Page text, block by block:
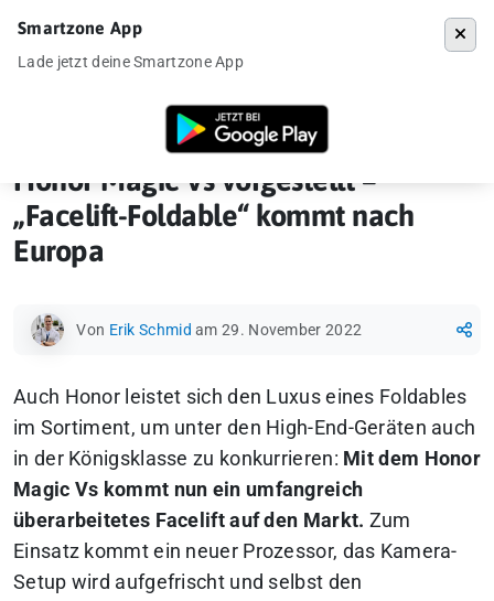
Ankündigung Honor Magic Vs vorgestellt – „Facelift-
Honor Magic Vs vorgestellt –
„Facelift-Foldable“ kommt nach
Europa
Von Erik Schmid am 29. November 2022
Auch Honor leistet sich den Luxus eines Foldables
im Sortiment, um unter den High-End-Geräten auch
in der Königsklasse zu konkurrieren: Mit dem Honor
Magic Vs kommt nun ein umfangreich
überarbeitetes Facelift auf den Markt. Zum
Einsatz kommt ein neuer Prozessor, das Kamera-
Setup wird aufgefrischt und selbst den
Smartzone App
Lade jetzt deine Smartzone App